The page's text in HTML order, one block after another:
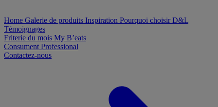
Home Galerie de produits Inspiration Pourquoi choisir D&L
Témoignages
Friterie du mois My B’eats
Consument Professional
Contactez-nous